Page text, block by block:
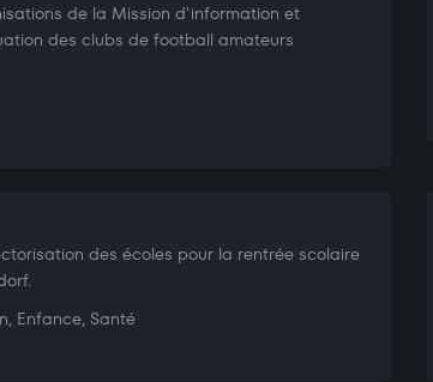
de la Mission d'information et
des clubs de football amateurs
des écoles pour la rentrée scolaire
Enfance, Santé